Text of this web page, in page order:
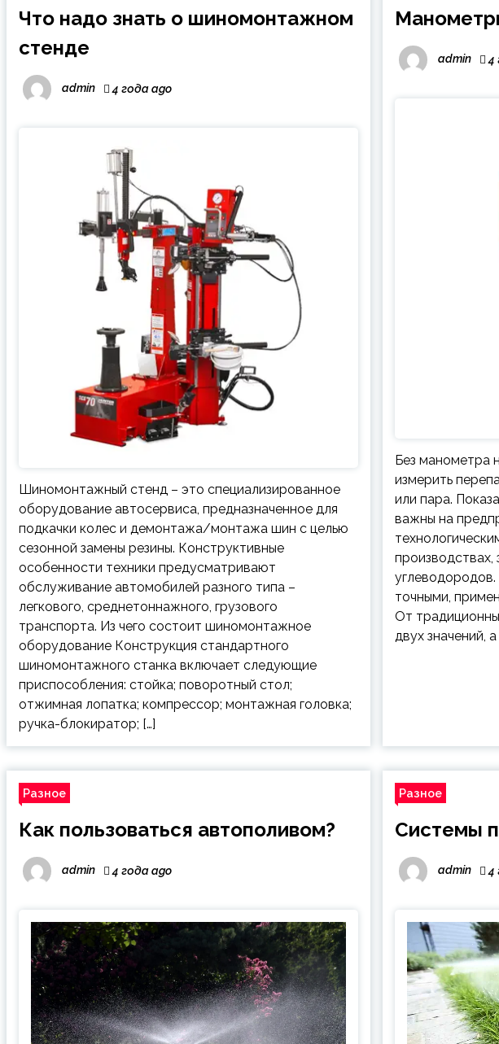
Что надо знать о шиномонтажном
стенде
admin 4 года ago
Шиномонтажный стенд – это специализированное
оборудование автосервиса, предназначенное для
подкачки колес и демонтажа/монтажа шин с целью
сезонной замены резины. Конструктивные
особенности техники предусматривают
обслуживание автомобилей разного типа –
легкового, среднетоннажного, грузового
транспорта. Из чего состоит шиномонтажное
оборудование Конструкция стандартного
шиномонтажного станка включает следующие
приспособления: стойка; поворотный стол;
отжимная лопатка; компрессор; монтажная головка;
ручка-блокиратор; […]
admin 4
Без манометра
измерить
или пара.
важны на
точными,
От
двух значений,
Разное
Как пользоваться автополивом?
admin 4 года ago
Разное
Системы
admin 4